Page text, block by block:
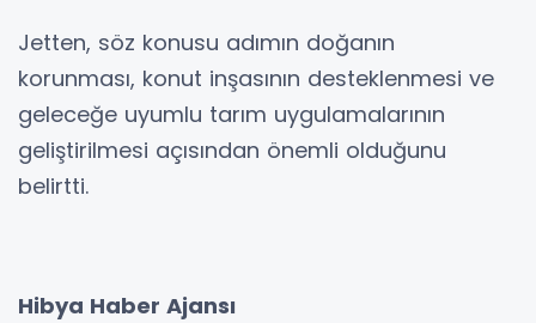
Jetten, söz konusu adımın doğanın
korunması, konut inşasının desteklenmesi ve
geleceğe uyumlu tarım uygulamalarının
geliştirilmesi açısından önemli olduğunu
belirtti.
Hibya Haber Ajansı